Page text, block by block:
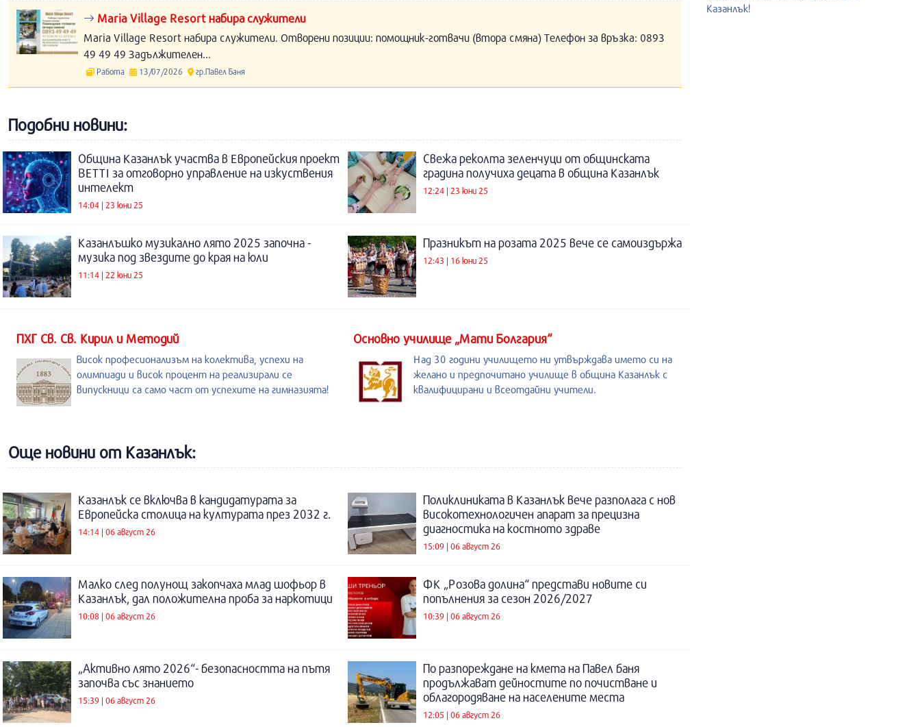
Maria Village Resort набира служители
Maria Village Resort набира служители. Отворени позиции: помощник-готвачи (втора смяна) Телефон за връзка: 0893
49 49 49 Задължителен...
Работа 13/07/2026 гр.Павел Баня
Подобни новини:
Община Казанлък участва в Европейския проект
BETTI за отговорно управление на изкуствения
интелект
14:04 | 23 юни 25
Свежа реколта зеленчуци от общинската
градина получиха децата в община Казанлък
12:24 | 23 юни 25
Казанлъшко музикално лято 2025 започна -
музика под звездите до края на юли
11:14 | 22 юни 25
Празникът на розата 2025 вече се самоиздържа
12:43 | 16 юни 25
Казанлък!
ПХГ Св. Св. Кирил и Методий
Висок професионализъм на колектива, успехи на
олимпиади и висок процент на реализирали се
випускници са само част от успехите на гимназията!
Основно училище „Мати Болгария“
Над 30 години училището ни утвърждава името си на
желано и предпочитано училище в община Казанлък с
квалифицирани и всеотдайни учители.
Още новини от Казанлък:
Казанлък се включва в кандидатурата за
Европейска столица на културата през 2032 г.
14:14 | 06 август 26
Поликлиниката в Казанлък вече разполага с нов
високотехнологичен апарат за прецизна
диагностика на костното здраве
15:09 | 06 август 26
Малко след полунощ закопчаха млад шофьор в
Казанлък, дал положителна проба за наркотици
10:08 | 06 август 26
ФК „Розова долина“ представи новите си
попълнения за сезон 2026/2027
10:39 | 06 август 26
„Активно лято 2026“- безопасността на пътя
започва със знанието
15:39 | 06 август 26
По разпореждане на кмета на Павел баня
продължават дейностите по почистване и
облагородяване на населените места
12:05 | 06 август 26